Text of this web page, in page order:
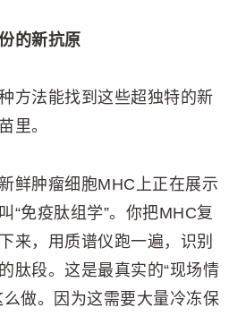
的新抗原
方法能找到这些超独特的新
里。
鲜肿瘤细胞MHC上正在展示
“免疫肽组学”。你把MHC复
来，用质谱仪跑一遍，识别
肽段。这是最真实的“现场情
么做。因为这需要大量冷冻保